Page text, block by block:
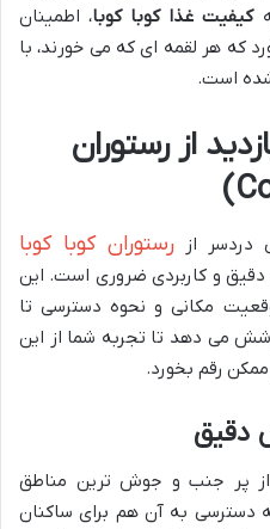
کیفیت غذا کوبا کوبا، اطمینان
که هر لقمه ای که می خورند، با
شده است.
از رستوران
دردسر از رستوران کوبا کوبا
دقیق و کاربردی ضروری است. این
مکانی و نحوه دسترسی تا
می دهد تا تجربه شما از این
رقم بخورد.
دقیق
از پر جنب و جوش ترین مناطق
دسترسی به آن هم برای ساکنان